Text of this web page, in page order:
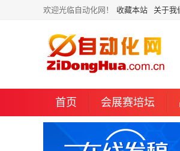
欢迎光临自动化网！ 收藏本站 关于我
首页 会展赛培坛